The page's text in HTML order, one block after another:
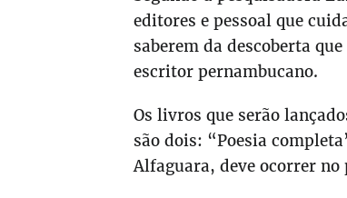
editores e pessoal que
saberem da descoberta
escritor pernambucano.
Os livros que serão
são dois: “Poesia
Alfaguara, deve ocorrer no